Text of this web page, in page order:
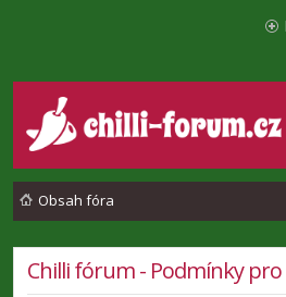
Obsah fóra
Chilli fórum - Podmínky pro